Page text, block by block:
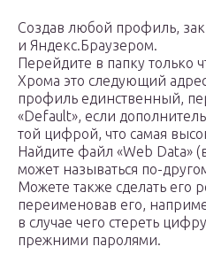
Создав любой профиль,
и Яндекс.Браузером.
Перейдите в папку только
Хрома это следующий
профиль единственный,
«Default», если
той цифрой, что самая
Найдите файл «Web Data»
может называться по-
Можете также сделать его
переименовав его,
в случае чего стереть
прежними паролями.